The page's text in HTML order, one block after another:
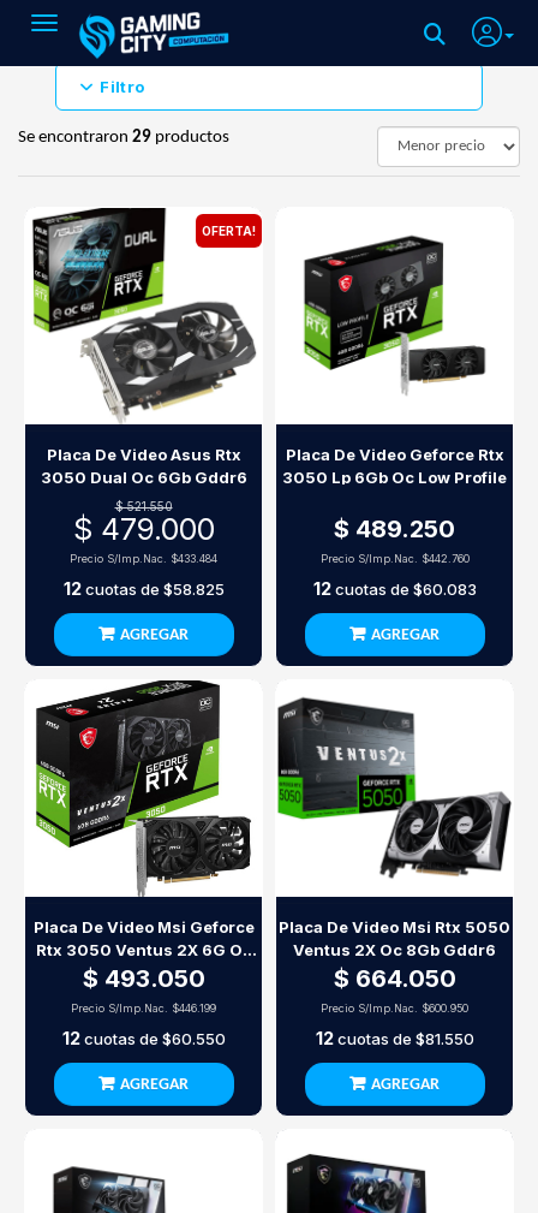
Toggle navigation
Filtro
Se encontraron 29 productos
OFERTA!
Placa De Video Asus Rtx
3050 Dual Oc 6Gb Gddr6
$ 521.550
$ 479.000
Precio S/Imp.Nac. $433.484
12cuotas de $58.825
AGREGAR
Placa De Video Geforce Rtx
3050 Lp 6Gb Oc Low Profile
$ 489.250
Precio S/Imp.Nac. $442.760
12cuotas de $60.083
AGREGAR
Placa De Video Msi Geforce
Rtx 3050 Ventus 2X 6G Oc
6Gb Gddr6
$ 493.050
Precio S/Imp.Nac. $446.199
12cuotas de $60.550
AGREGAR
Placa De Video Msi Rtx 5050
Ventus 2X Oc 8Gb Gddr6
$ 664.050
Precio S/Imp.Nac. $600.950
12cuotas de $81.550
AGREGAR